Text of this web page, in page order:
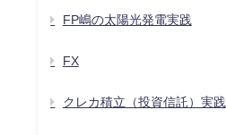
FP嶋の太陽光発電実践
FX
クレカ積立（投資信託）実践